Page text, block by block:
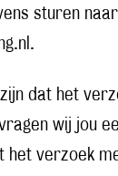
sturen naar
dat het
wij jou
het verzoek